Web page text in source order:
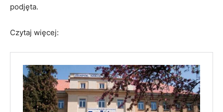
podjęta.
Czytaj więcej: